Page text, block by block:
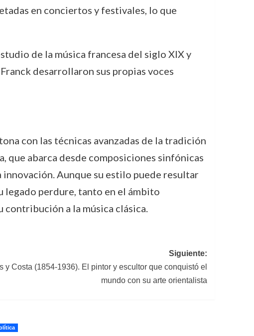
en conciertos y festivales, lo que
de la música francesa del siglo XIX y
desarrollaron sus propias voces
con las técnicas avanzadas de la tradición
que abarca desde composiciones sinfónicas
Aunque su estilo puede resultar
legado perdure, tanto en el ámbito
a la música clásica.
Siguiente:
y Costa (1854-1936). El pintor y escultor que conquistó el
mundo con su arte orientalista